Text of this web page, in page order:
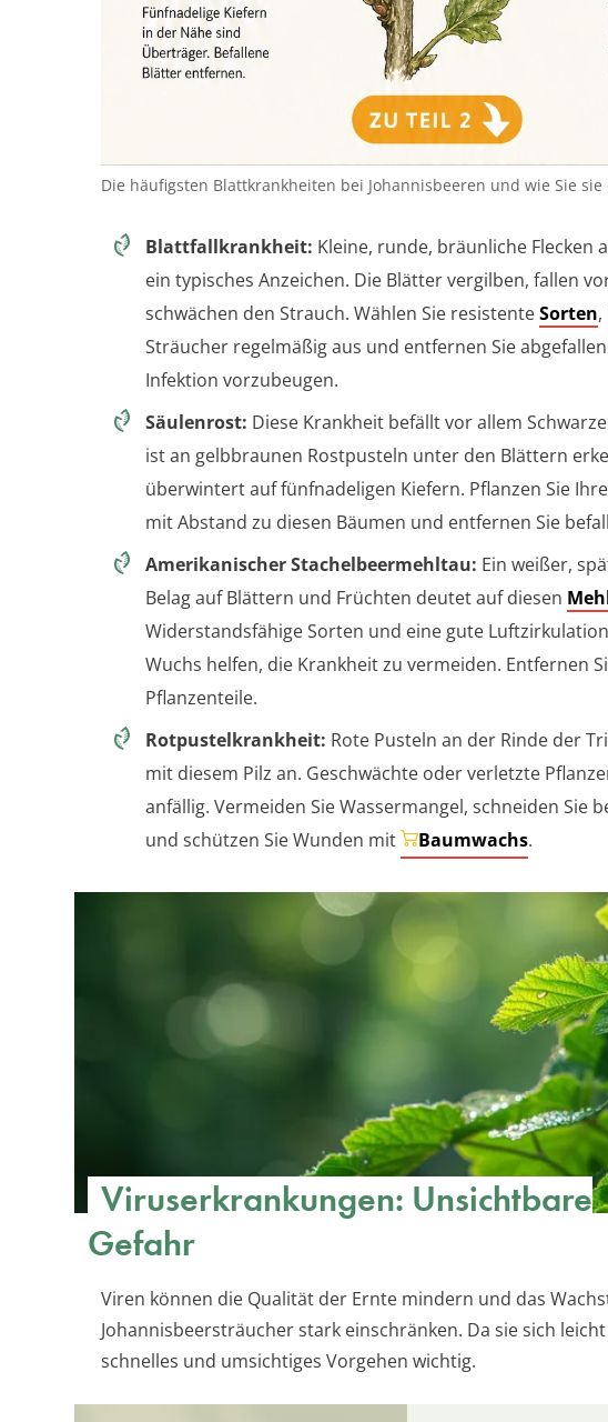
Die häufigsten Blattkrankheiten bei Johannisbeeren und wie Sie sie
Blattfallkrankheit: Kleine, runde, bräunliche Flecken
ein typisches Anzeichen. Die Blätter vergilben, fallen
schwächen den Strauch. Wählen Sie resistenteSorten
Sträucher regelmäßig aus und entfernen Sie
Infektion vorzubeugen.
Säulenrost: Diese Krankheit befällt vor allem
ist an gelbbraunen Rostpusteln unter den Blättern
überwintert auf fünfnadeligen Kiefern. Pflanzen Sie
mit Abstand zu diesen Bäumen und entfernen Sie
Amerikanischer Stachelbeermehltau: Ein weißer,
Belag auf Blättern und Früchten deutet auf diesen
Widerstandsfähige Sorten und eine gute
Wuchs helfen, die Krankheit zu vermeiden. Entfernen
Pflanzenteile.
Rotpustelkrankheit: Rote Pusteln an der Rinde der
mit diesem Pilz an. Geschwächte oder verletzte
anfällig. Vermeiden Sie Wassermangel, schneiden Sie
und schützen Sie Wunden mit
Baumwachs.
Viruserkrankungen: Unsichtbare
Gefahr
Viren können die Qualität der Ernte mindern und das
Johannisbeersträucher stark einschränken. Da sie sich
schnelles und umsichtiges Vorgehen wichtig.